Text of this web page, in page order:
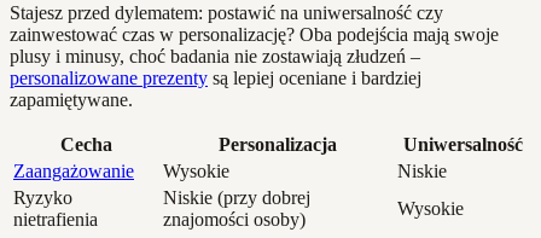
Stajesz przed dylematem: postawić na uniwersalność czy
zainwestować czas w personalizację? Oba podejścia mają swoje
plusy i minusy, choć badania nie zostawiają złudzeń –
personalizowane prezenty są lepiej oceniane i bardziej
zapamiętywane.
Cecha Personalizacja
Uniwersalność
Zaangażowanie
Wysokie
Niskie
Ryzyko
nietrafienia
Niskie (przy dobrej
znajomości osoby)
Wysokie